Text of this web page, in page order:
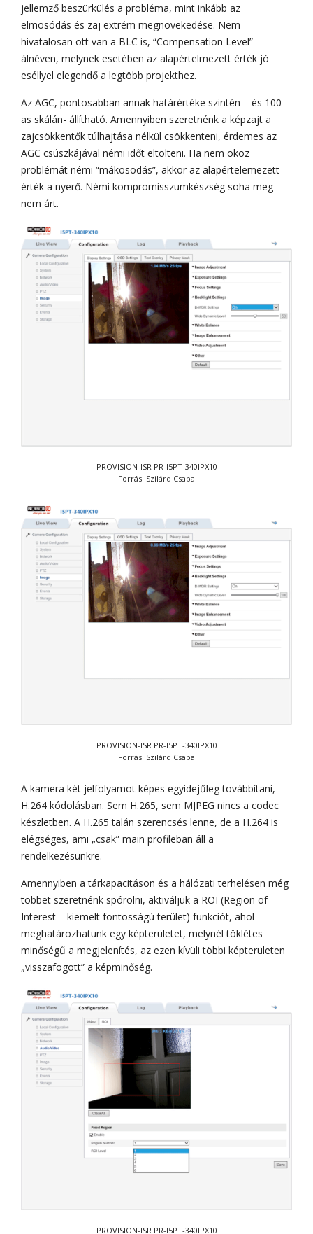
jellemző beszürkülés a probléma, mint inkább az
elmosódás és zaj extrém megnövekedése. Nem
hivatalosan ott van a BLC is, “Compensation Level”
álnéven, melynek esetében az alapértelmezett érték jó
eséllyel elegendő a legtöbb projekthez.
Az AGC, pontosabban annak határértéke szintén – és 100-
as skálán- állítható. Amennyiben szeretnénk a képzajt a
zajcsökkentők túlhajtása nélkül csökkenteni, érdemes az
AGC csúszkájával némi időt eltölteni. Ha nem okoz
problémát némi “mákosodás”, akkor az alapértelemezett
érték a nyerő. Némi kompromisszumkészség soha meg
nem árt.
PROVISION-ISR PR-I5PT-340IPX10
Forrás: Szilárd Csaba
PROVISION-ISR PR-I5PT-340IPX10
Forrás: Szilárd Csaba
A kamera két jelfolyamot képes egyidejűleg továbbítani,
H.264 kódolásban. Sem H.265, sem MJPEG nincs a codec
készletben. A H.265 talán szerencsés lenne, de a H.264 is
elégséges, ami „csak” main profileban áll a
rendelkezésünkre.
Amennyiben a tárkapacitáson és a hálózati terhelésen még
többet szeretnénk spórolni, aktiváljuk a ROI (Region of
Interest – kiemelt fontosságú terület) funkciót, ahol
meghatározhatunk egy képterületet, melynél töklétes
minőségű a megjelenítés, az ezen kívüli többi képterületen
„visszafogott” a képminőség.
PROVISION-ISR PR-I5PT-340IPX10